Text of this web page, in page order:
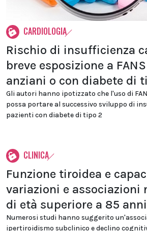
CARDIOLOGIA
Rischio di insufficienza
breve esposizione a
anziani o con diabete di
Gli autori hanno ipotizzato che l'uso di
possa portare al successivo sviluppo di
pazienti con diabete di tipo 2
CLINICA
Funzione tiroidea e
variazioni e associazioni
di età superiore a 85 anni
Numerosi studi hanno suggerito
ipertiroidismo subclinico e declino